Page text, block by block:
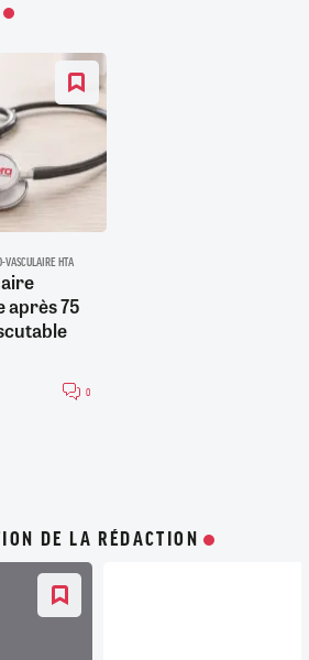
VASCULAIRE HTA
75
0
DE LA RÉDACTION